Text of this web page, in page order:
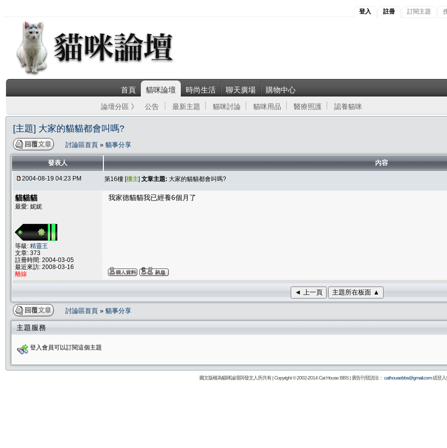
登入 註冊 訂閱主題
首頁 貓咪論壇 時尚生活 聊天廣場 購物中心
論壇分區 》 公告 最新主題 貓咪討論 貓咪用品 醫療照護 認養貓咪
[主題] 大家的貓貓都會叫嗎?
討論區首頁 » 貓事分享
發表人 內容
2004-08-19 04:23 PM 第16樓 [樓主] 文章主題: 大家的貓貓都會叫嗎?
貓貓貓
最愛: 妮妮
等級: 精靈王
文章: 373
註冊時間: 2004-03-05
最近來訪: 2008-03-16
離線
我家德貓貓我已經養6個月了
◄ 上一頁 主題所在板面 ▲
討論區首頁 » 貓事分享
主題服務
登入會員可以訂閱這個主題
圖文版權為貓咪論壇與發文人所共有 | Copyright © 2002-2014Cat House BBS| 廣告刊登請洽： cathousebbs@gmail.com或登入